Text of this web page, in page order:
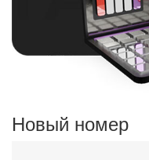
Новый номер